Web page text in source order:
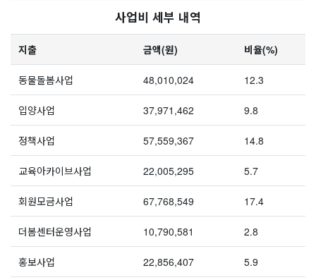
사업비 세부 내역
지출 금액(원) 비율(%)
동물돌봄사업 48,010,024 12.3
입양사업 37,971,462 9.8
정책사업 57,559,367 14.8
교육아카이브사업 22,005,295 5.7
회원모금사업 67,768,549 17.4
더봄센터운영사업 10,790,581 2.8
홍보사업 22,856,407 5.9